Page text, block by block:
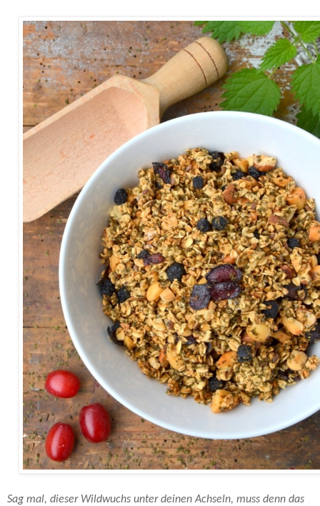
Sag mal, dieser Wildwuchs unter deinen Achseln, muss denn das